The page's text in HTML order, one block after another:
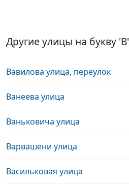
Другие улицы на букву 'В'
Вавилова улица, переулок
Ванеева улица
Ваньковича улица
Варвашени улица
Васильковая улица